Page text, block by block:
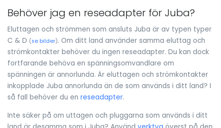
Behöver jag en reseadapter för Juba?
Eluttagen och strömmen som ansluts Juba är av typen typer
C & D (se bilder). Om ditt land använder samma eluttag och
strömkontakter behöver du ingen reseadapter. Du kan dock
fortfarande behöva en spänningsomvandlare om
spänningen är annorlunda. Är eluttagen och strömkontakter
inkopplade Juba annorlunda än de som används i ditt land? I
så fall behöver du en reseadapter.
Inte säker på om uttagen och pluggarna som används i ditt